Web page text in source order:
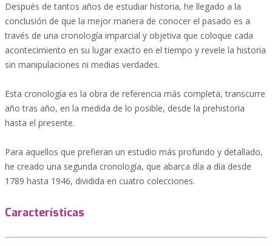
Después de tantos años de estudiar historia, he llegado a la
conclusión de que la mejor manera de conocer el pasado es a
través de una cronología imparcial y objetiva que coloque cada
acontecimiento en su lugar exacto en el tiempo y revele la historia
sin manipulaciones ni medias verdades.
Esta cronología es la obra de referencia más completa, transcurre
año tras año, en la medida de lo posible, desde la prehistoria
hasta el presente.
Para aquellos que prefieran un estudio más profundo y detallado,
he creado una segunda cronología, que abarca día a día desde
1789 hasta 1946, dividida en cuatro colecciones.
Características